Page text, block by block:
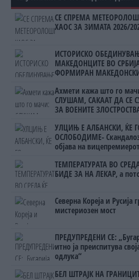
СЕ СПРЕМА
ХАОС ЗА ЗИМАТА 2026/
ИСТОРИСКО
МАКЕДОНЦИТЕ ВО
ФОРМИРАН
Ахмети кажа што го
СЛУШАМ, САКААТ ДА СЕ
ЗА ВОЕНИТЕ
УЛЦИЊ Е АЛБАНСКИ, ЌЕ
ОСЛОБОДИМЕ-
објава на
ТЕМПЕРАТУРАТА ВО
БИДЕ ЗА НА ЛЕКАР, а
Северна Кореја и Русија
мистериозен мост
ПРЕДУПРЕДЕНИ СЕ:
итно ја преиспитува
одлука“
БЕЛ ШТРАЈК НА